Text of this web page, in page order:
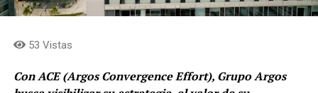
53 Vistas
Con ACE (Argos Convergence Effort), Grupo Argos